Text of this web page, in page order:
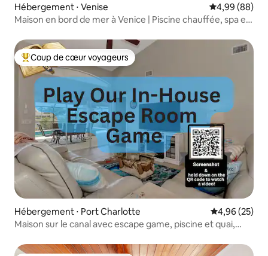
Hébergement ⋅ Venise Évaluation
4,99 (88)
Maison en bord de mer à Venice | Piscine chauffée, spa et
Coups de cœur voyageurs les plus appréciés
Coup de cœur voyageurs
Hébergement ⋅ Port Charlotte Évaluation
4,96 (25)
Maison sur le canal avec escape game, piscine et quai,